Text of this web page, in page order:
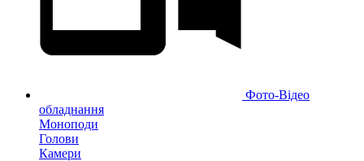
Фото-Відео
обладнання
Моноподи
Голови
Камери